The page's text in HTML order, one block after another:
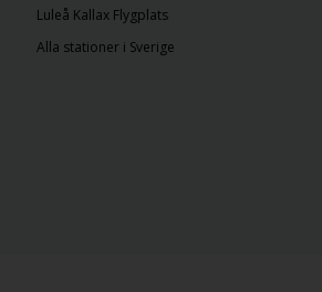
Luleå Kallax Flygplats
Alla stationer i Sverige